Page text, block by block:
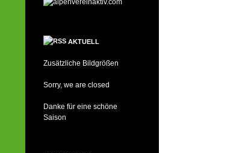
AKTUELL
Zusätzliche Bildgrößen
Sorry, we are closed
Danke für eine schöne
Saison